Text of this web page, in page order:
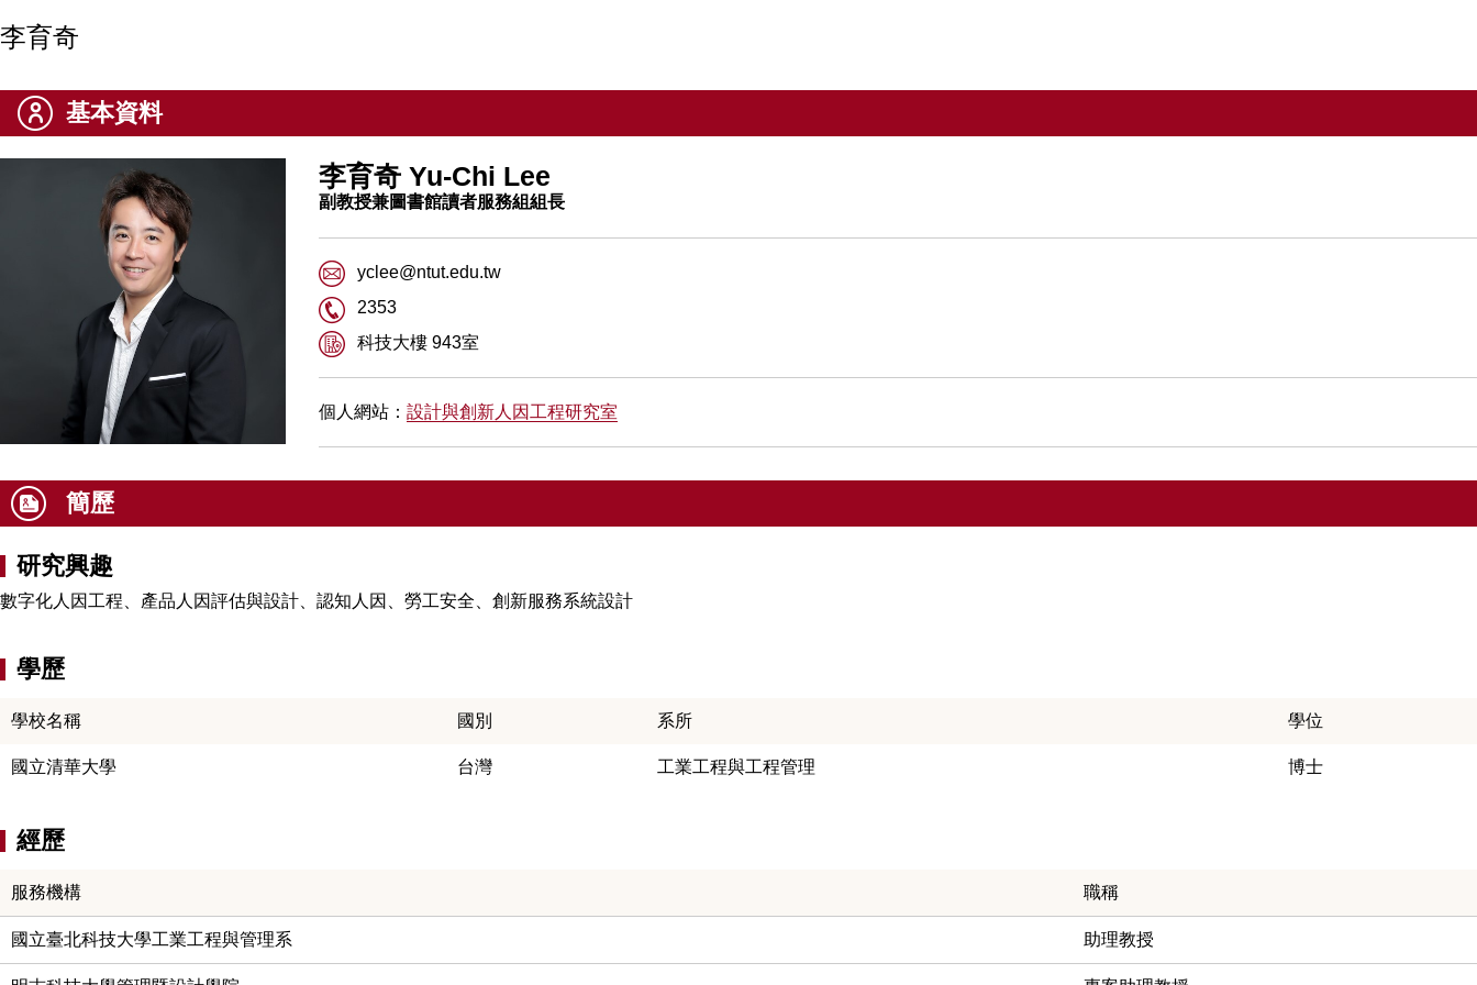
李育奇
基本資料
李育奇 Yu-Chi Lee
副教授兼圖書館讀者服務組組長
yclee@ntut.edu.tw
2353
科技大樓 943室
個人網站： 設計與創新人因工程研究室
簡歷
研究興趣
數字化人因工程、產品人因評估與設計、認知人因、勞工安全、創新服務系統設計
學歷
學校名稱 國別 系所 學位
國立清華大學 台灣 工業工程與工程管理 博士
經歷
服務機構 職稱
國立臺北科技大學工業工程與管理系 助理教授